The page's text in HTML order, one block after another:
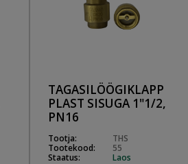
TAGASILÖÖGIKLAPP
PLAST SISUGA 1"1/2,
PN16
Tootja:
THS
Tootekood:
55
Staatus:
Laos